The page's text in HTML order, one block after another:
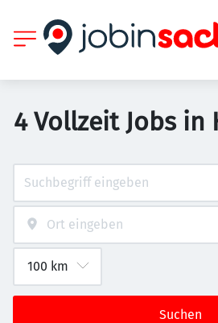
4 Vollzeit Jobs in
Suchen